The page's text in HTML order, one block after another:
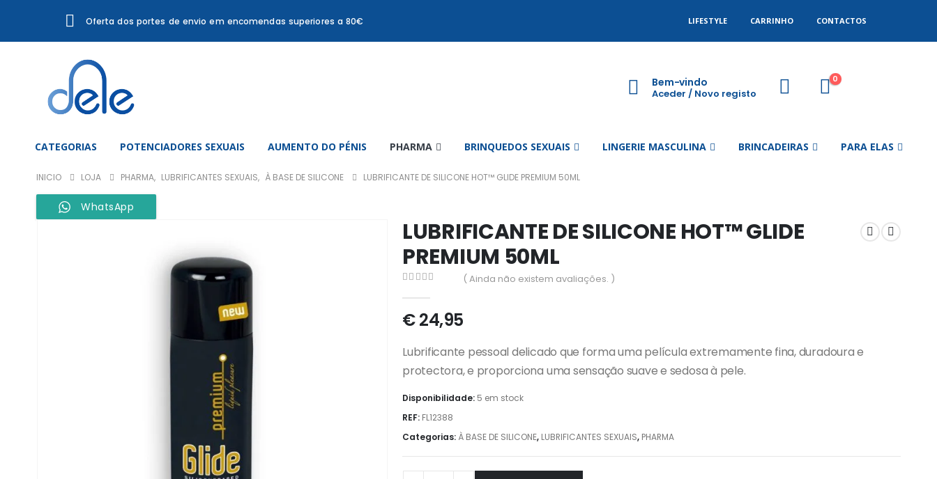
Oferta dos portes de envio em encomendas superiores a 80€ LIFESTYLE CARRINHO CONTACTOS
Bem-vindo
Aceder / Novo registo
0
CATEGORIAS POTENCIADORES SEXUAIS AUMENTO DO PÉNIS PHARMA BRINQUEDOS SEXUAIS LINGERIE MASCULINA BRINCADEIRAS PARA ELAS
INICIO LOJA PHARMA, LUBRIFICANTES SEXUAIS, À BASE DE SILICONE LUBRIFICANTE DE SILICONE HOT™ GLIDE PREMIUM 50ML
WhatsApp
LUBRIFICANTE DE SILICONE HOT™ GLIDE
PREMIUM 50ML
( Ainda não existem avaliações. )
€24,95
Lubrificante pessoal delicado que forma uma película extremamente fina, duradoura e
protectora, e proporciona uma sensação suave e sedosa à pele.
Disponibilidade: 5 em stock
REF: FL12388
Categorias: À BASE DE SILICONE, LUBRIFICANTES SEXUAIS, PHARMA